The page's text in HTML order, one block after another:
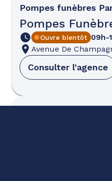
Pompes funèbres
Pompes
Ouvre bientôt 09h-
Avenue De
Consulter l'agence